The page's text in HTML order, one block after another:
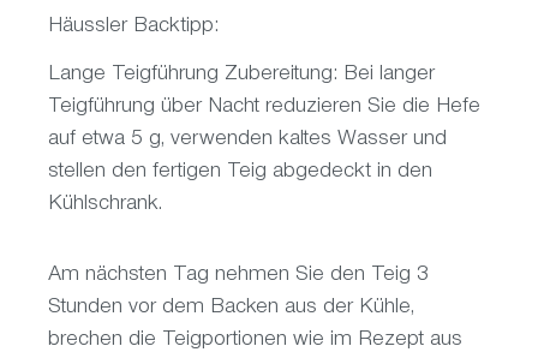
Häussler Backtipp:
Lange Teigführung Zubereitung: Bei langer
Teigführung über Nacht reduzieren Sie die Hefe
auf etwa 5 g, verwenden kaltes Wasser und
stellen den fertigen Teig abgedeckt in den
Kühlschrank.
Am nächsten Tag nehmen Sie den Teig 3
Stunden vor dem Backen aus der Kühle,
brechen die Teigportionen wie im Rezept aus